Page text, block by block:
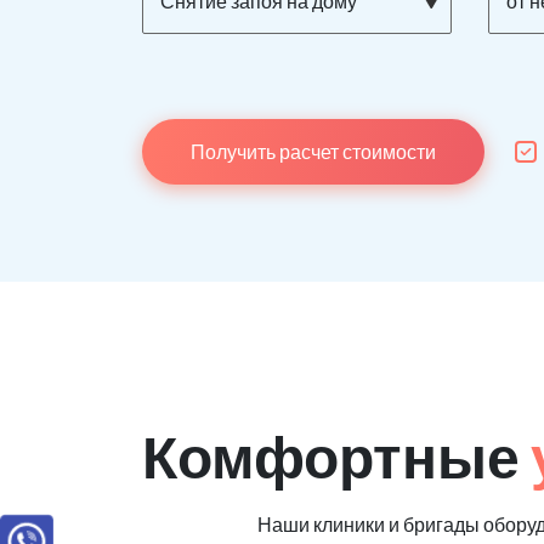
Получить расчет стоимости
Комфортные
Наши клиники и бригады